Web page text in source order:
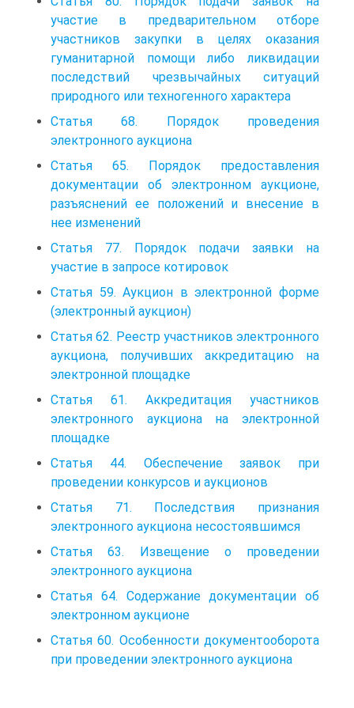
участие в предварительном отборе
участников закупки в целях оказания
гуманитарной помощи либо ликвидации
последствий чрезвычайных ситуаций
природного или техногенного характера
Статья 68. Порядок проведения
электронного аукциона
Статья 65. Порядок предоставления
документации об электронном аукционе,
разъяснений ее положений и внесение в
нее изменений
Статья 77. Порядок подачи заявки на
участие в запросе котировок
Статья 59. Аукцион в электронной форме
(электронный аукцион)
Статья 62. Реестр участников электронного
аукциона, получивших аккредитацию на
электронной площадке
Статья 61. Аккредитация участников
электронного аукциона на электронной
площадке
Статья 44. Обеспечение заявок при
проведении конкурсов и аукционов
Статья 71. Последствия признания
электронного аукциона несостоявшимся
Статья 63. Извещение о проведении
электронного аукциона
Статья 64. Содержание документации об
электронном аукционе
Статья 60. Особенности документооборота
при проведении электронного аукциона